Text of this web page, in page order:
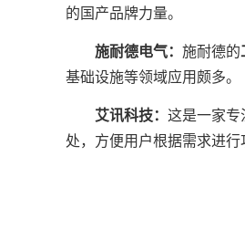
的国产品牌力量。
施耐德电气： 施耐德的
基础设施等领域应用颇多。
艾讯科技： 这是一家
处，方便用户根据需求进行